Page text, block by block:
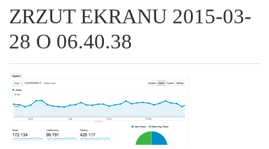
ZRZUT EKRANU 2015-03-
28 O 06.40.38